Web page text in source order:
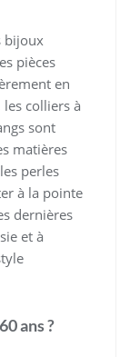
bijoux
pièces
en
les colliers à
sont
matières
perles
à la pointe
dernières
et à
ans ?